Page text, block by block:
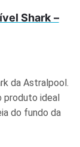
Shark –
da Astralpool.
produto ideal
do fundo da